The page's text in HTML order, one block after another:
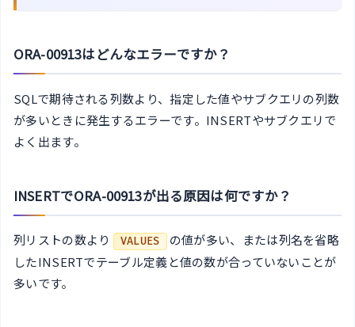
ORA-00913はどんなエラーですか？
SQLで期待される列数より、指定した値やサブクエリの列数
が多いときに発生するエラーです。INSERTやサブクエリで
よく出ます。
INSERTでORA-00913が出る原因は何ですか？
列リストの数より VALUES の値が多い、または列名を省略
したINSERTでテーブル定義と値の数が合っていないことが
多いです。